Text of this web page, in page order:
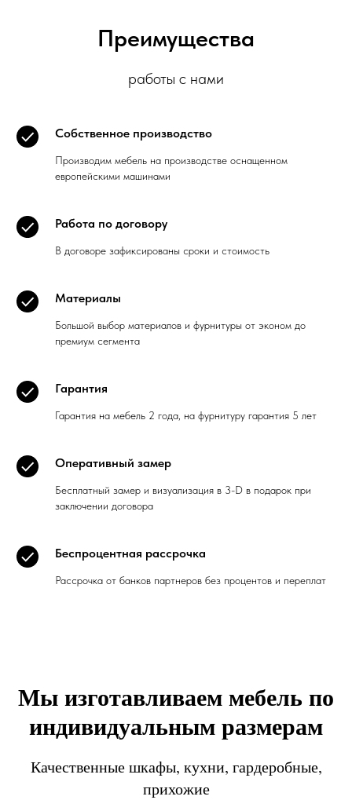
Преимущества
работы с нами
Собственное производство
Производим мебель на производстве оснащенном
европейскими машинами
Работа по договору
В договоре зафиксированы сроки и стоимость
Материалы
Большой выбор материалов и фурнитуры от эконом до
премиум сегмента
Гарантия
Гарантия на мебель 2 года, на фурнитуру гарантия 5 лет
Оперативный замер
Бесплатный замер и визуализация в 3-D в подарок при
заключении договора
Беспроцентная рассрочка
Рассрочка от банков партнеров без процентов и переплат
Мы изготавливаем мебель по
индивидуальным размерам
Качественные шкафы, кухни, гардеробные,
прихожие